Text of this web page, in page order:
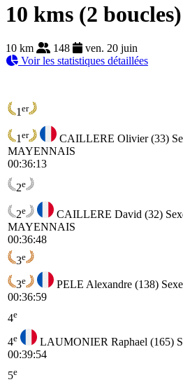
10 kms (2 boucles)
10 km 148
ven. 20 juin
Voir les statistiques détaillées
1 er
1 er CAILLERE Olivier (33)
MAYENNAIS
00:36:13
2e
2e CAILLERE David (32)
MAYENNAIS
00:36:48
3e
3e PELE Alexandre (138)
00:36:59
4e
4e LAUMONIER Raphael (165)
00:39:54
5e